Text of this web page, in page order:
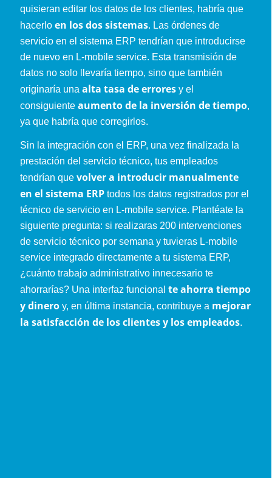
quisieran editar los datos de los clientes, habría que
hacerlo en los dos sistemas. Las órdenes de
servicio en el sistema ERP tendrían que introducirse
de nuevo en L-mobile service. Esta transmisión de
datos no solo llevaría tiempo, sino que también
originaría una alta tasa de erroresy el
consiguiente aumento de la inversión de tiempo,
ya que habría que corregirlos.
Sin la integración con el ERP, una vez finalizada la
prestación del servicio técnico, tus empleados
tendrían que volver a introducir manualmente
en el sistema ERPtodos los datos registrados por el
técnico de servicio en L-mobile service. Plantéate la
siguiente pregunta: si realizaras 200 intervenciones
de servicio técnico por semana y tuvieras L-mobile
service integrado directamente a tu sistema ERP,
¿cuánto trabajo administrativo innecesario te
ahorrarías? Una interfaz funcional te ahorra tiempo
y dineroy, en última instancia, contribuye a mejorar
la satisfacción de los clientes y los empleados.